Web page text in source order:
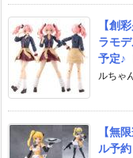
【創
ラモ
予定♪
ルちゃ
【無
ル予